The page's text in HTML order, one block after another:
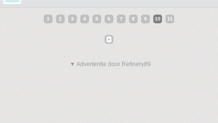
1 2 3 4 5 6 7 8 9 10 11
▼ Advertentie door Refinery89